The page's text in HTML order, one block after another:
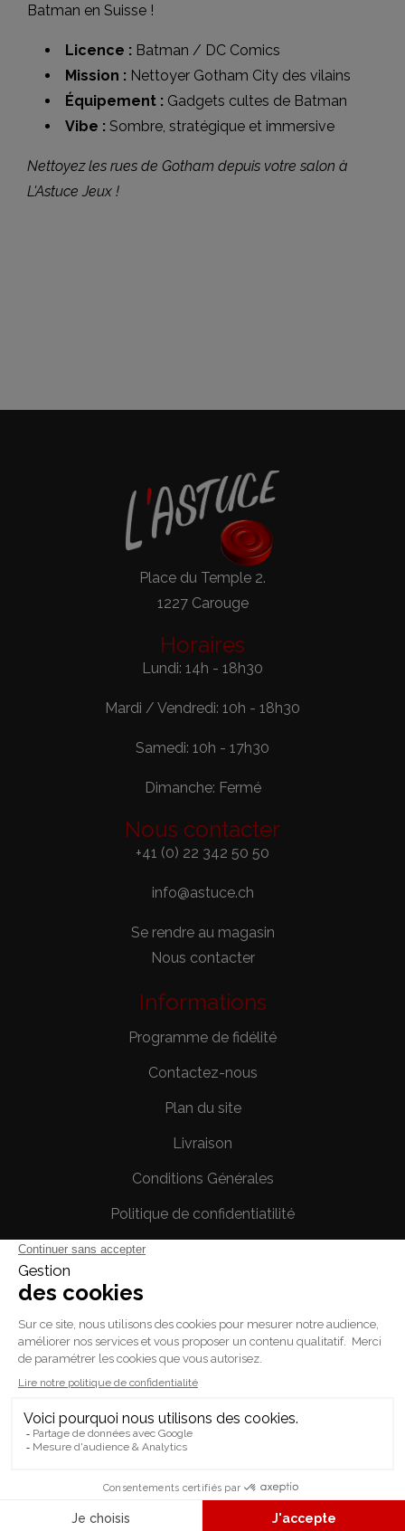
Batman en Suisse !
Licence : Batman / DC Comics
Mission : Nettoyer Gotham City des vilains
Équipement : Gadgets cultes de Batman
Vibe : Sombre, stratégique et immersive
Nettoyez les rues de Gotham depuis votre salon à
L'Astuce Jeux !
Place du Temple 2.
1227 Carouge
Horaires
Lundi: 14h - 18h30
Mardi / Vendredi: 10h - 18h30
Samedi: 10h - 17h30
Dimanche: Fermé
Nous contacter
+41 (0) 22 342 50 50
info@astuce.ch
Se rendre au magasin
Nous contacter
Informations
Programme de fidélité
Contactez-nous
Plan du site
Livraison
Conditions Générales
Politique de confidentiatilité
Votre compte
Informations personnelles
Commandes
Avoirs
Adresses
Bons de réduction